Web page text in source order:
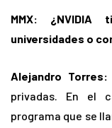
MMX:
universidades o
Alejandro Torres:
privadas. En el
programa que se